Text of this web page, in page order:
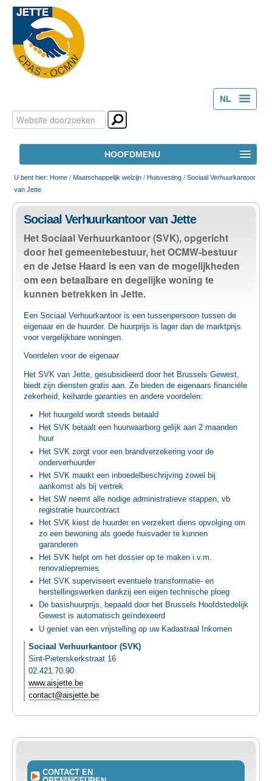
NL
Persoonlijke
hulpmiddelen
Zoek
Geavanceerd
HOOFDMENU
HOME
MAATSCHAPPELIJK WELZIJN
TEWERKSTELLING
VOEDSELHULP
SENIOREN
CULTUUR EN JEUGD
U bent hier: Home / Maatschappelijk welzijn / Huisvesting / Sociaal Verhuurkantoor
van Jette
Sociaal Verhuurkantoor van Jette
Het Sociaal Verhuurkantoor (SVK), opgericht
door het gemeentebestuur, het OCMW-bestuur
en de Jetse Haard is een van de mogelijkheden
om een betaalbare en degelijke woning te
kunnen betrekken in Jette.
Een Sociaal Verhuurkantoor is een tussenpersoon tussen de
eigenaar en de huurder. De huurprijs is lager dan de marktprijs
voor vergelijkbare woningen.
Voordelen voor de eigenaar
Het SVK van Jette, gesubsidieerd door het Brussels Gewest,
biedt zijn diensten gratis aan. Ze bieden de eigenaars financiële
zekerheid, keiharde garanties en andere voordelen:
Het huurgeld wordt steeds betaald
Het SVK betaalt een huurwaarborg gelijk aan 2 maanden
huur
Het SVK zorgt voor een brandverzekering voor de
onderverhuurder
Het SVK maakt een inboedelbeschrijving zowel bij
aankomst als bij vertrek
Het SW neemt alle nodige administratieve stappen, vb
registratie huurcontract
Het SVK kiest de huurder en verzekert diens opvolging om
zo een bewoning als goede huisvader te kunnen
garanderen
Het SVK helpt om het dossier op te maken i.v.m.
renovatiepremies
Het SVK superviseert eventuele transformatie- en
herstellingswerken dankzij een eigen technische ploeg
De basishuurprijs, bepaald door het Brussels Hoofdstedelijk
Gewest is automatisch geïndexeerd
U geniet van een vrijstelling op uw Kadastraal Inkomen
Sociaal Verhuurkantoor (SVK)
Sint-Pieterskerkstraat 16
02.421.70.90
www.aisjette.be
contact@aisjette.be
CONTACT EN